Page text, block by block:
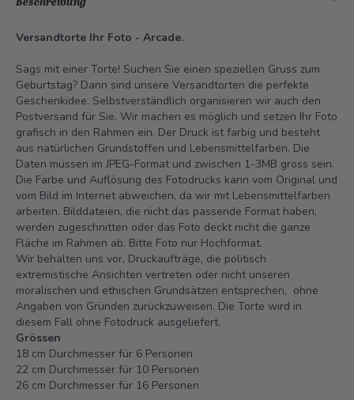
Versandtorte Ihr Foto - Arcade.
Sags mit einer Torte! Suchen Sie einen speziellen Gruss zum
Geburtstag? Dann sind unsere Versandtorten die perfekte
Geschenkidee. Selbstverständlich organisieren wir auch den
Postversand für Sie. Wir machen es möglich und setzen Ihr Foto
grafisch in den Rahmen ein. Der Druck ist farbig und besteht
aus natürlichen Grundstoffen und Lebensmittelfarben. Die
Daten müssen im JPEG-Format und zwischen 1-3MB gross sein.
Die Farbe und Auflösung des Fotodrucks kann vom Original und
vom Bild im Internet abweichen, da wir mit Lebensmittelfarben
arbeiten. Bilddateien, die nicht das passende Format haben,
werden zugeschnitten oder das Foto deckt nicht die ganze
Fläche im Rahmen ab. Bitte Foto nur Hochformat.
Wir behalten uns vor, Druckaufträge, die politisch
extremistische Ansichten vertreten oder nicht unseren
moralischen und ethischen Grundsätzen entsprechen, ohne
Angaben von Gründen zurückzuweisen. Die Torte wird in
diesem Fall ohne Fotodruck ausgeliefert.
Grössen
18 cm Durchmesser für 6 Personen
22 cm Durchmesser für 10 Personen
26 cm Durchmesser für 16 Personen